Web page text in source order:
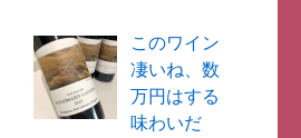
このワイン
凄いね、数
万円はする
味わいだ